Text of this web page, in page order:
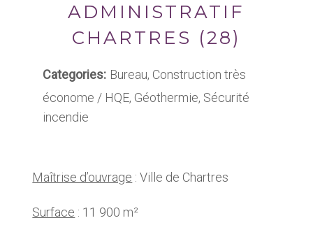
ADMINISTRATIF
CHARTRES (28)
Categories: Bureau, Construction très
économe / HQE, Géothermie, Sécurité
incendie
Maîtrise d’ouvrage : Ville de Chartres
Surface : 11 900 m²